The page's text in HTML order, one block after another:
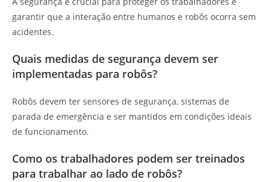
garantir que a interação entre humanos e robôs ocorra sem
acidentes.
Quais medidas de segurança devem ser
implementadas para robôs?
Robôs devem ter sensores de segurança, sistemas de
parada de emergência e ser mantidos em condições ideais
de funcionamento.
Como os trabalhadores podem ser treinados
para trabalhar ao lado de robôs?